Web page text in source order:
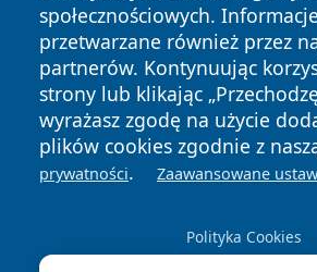
społecznościowych.
przetwarzane również przez
partnerów. Kontynuując
strony lub klikając
wyrażasz zgodę na użycie
plików cookies zgodnie z
prywatności. Zaawansowane
Polityka Cookies
News Autorzy
Polityka
Prywatności